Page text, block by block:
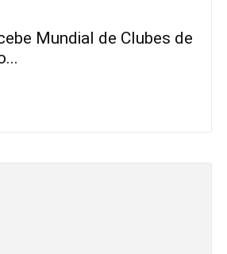
Mundial de Clubes de